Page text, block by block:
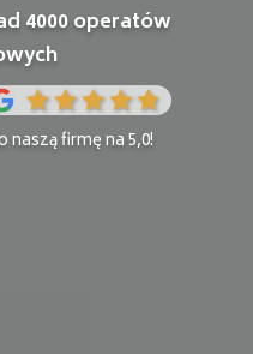
4000 operatów
naszą firmę na 5,0!